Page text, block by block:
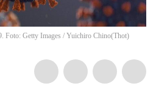
Foto: Getty Images / Yuichiro Chino(Thot)